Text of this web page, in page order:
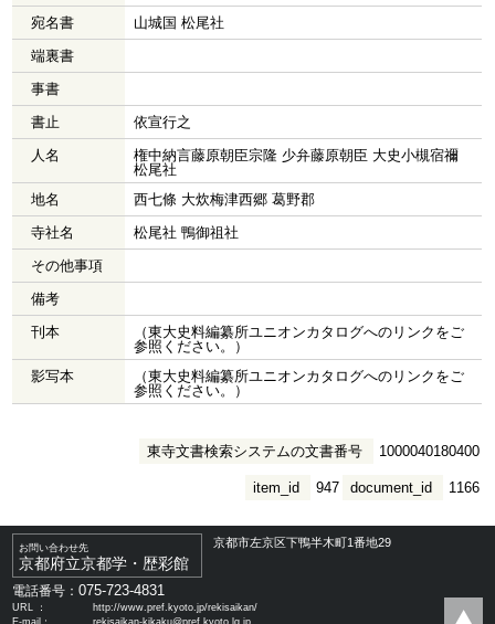
宛名書
山城国 松尾社
端裏書
事書
書止
依宣行之
人名
権中納言藤原朝臣宗隆 少弁藤原朝臣 大史小槻宿禰
松尾社
地名
西七條 大炊梅津西郷 葛野郡
寺社名
松尾社 鴨御祖社
その他事項
備考
刊本
（東大史料編纂所ユニオンカタログへのリンクをご
参照ください。）
影写本
（東大史料編纂所ユニオンカタログへのリンクをご
参照ください。）
東寺文書検索システムの文書番号 1000040180400
document_id 1166
item_id 947
お問い合わせ先
京都府立京都学・歴彩館
京都市左京区下鴨半木町1番地29
電話番号：075-723-4831
URL ：
http://www.pref.kyoto.jp/rekisaikan/
E-mail：
rekisaikan-kikaku@pref.kyoto.lg.jp